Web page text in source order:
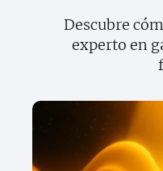
Descubre
experto en